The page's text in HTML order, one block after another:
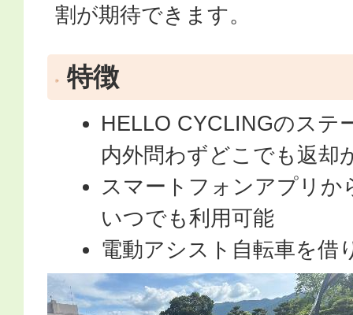
割が期待できます。
特徴
HELLO CYCLINGのステ
内外問わずどこでも返却
スマートフォンアプリか
いつでも利用可能
電動アシスト自転車を借